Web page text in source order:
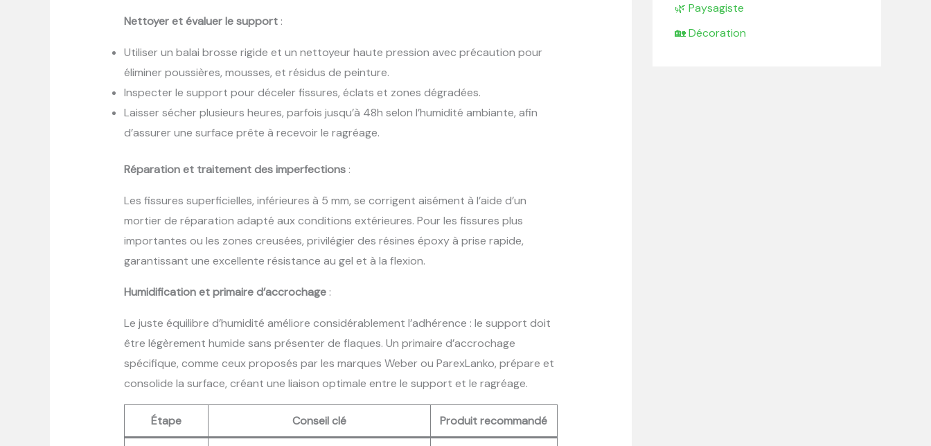
Nettoyer et évaluer le support:
Utiliser un balai brosse rigide et un nettoyeur haute pression avec précaution pour
éliminer poussières, mousses, et résidus de peinture.
Inspecter le support pour déceler fissures, éclats et zones dégradées.
Laisser sécher plusieurs heures, parfois jusqu’à 48h selon l’humidité ambiante, afin
d’assurer une surface prête à recevoir le ragréage.
Réparation et traitement des imperfections:
Les fissures superficielles, inférieures à 5 mm, se corrigent aisément à l’aide d’un
mortier de réparation adapté aux conditions extérieures. Pour les fissures plus
importantes ou les zones creusées, privilégier des résines époxy à prise rapide,
garantissant une excellente résistance au gel et à la flexion.
Humidification et primaire d’accrochage:
Le juste équilibre d’humidité améliore considérablement l’adhérence : le support doit
être légèrement humide sans présenter de flaques. Un primaire d’accrochage
spécifique, comme ceux proposés par les marques Weber ou ParexLanko, prépare et
consolide la surface, créant une liaison optimale entre le support et le ragréage.
Étape Conseil clé Produit recommandé
🌿 Paysagiste
🏡 Décoration